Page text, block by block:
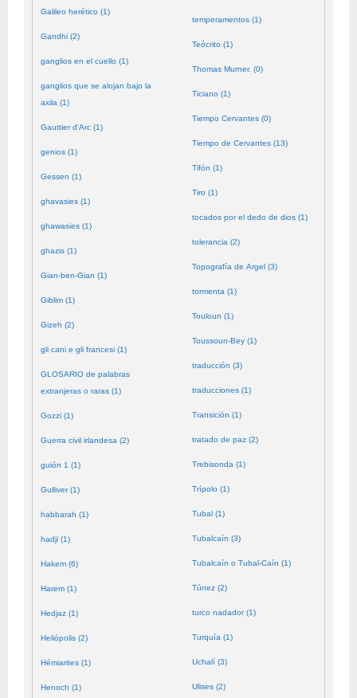
Galileo herético (1)
Gandhi (2)
ganglios en el cuello (1)
ganglios que se alojan bajo la
axila (1)
Gauttier d'Arc (1)
genios (1)
Gessen (1)
ghavasies (1)
ghawasies (1)
ghazis (1)
Gian-ben-Gian (1)
Giblim (1)
Gizeh (2)
gli cani e gli francesi (1)
GLOSARIO de palabras
extranjeras o raras (1)
Gozzi (1)
Guerra civil irlandesa (2)
guión 1 (1)
Gulliver (1)
habbarah (1)
hadji (1)
Hakem (6)
Harem (1)
Hedjaz (1)
Heliópolis (2)
Hémiarites (1)
Henoch (1)
temperamentos (1)
Teócrito (1)
Thomas Murner. (0)
Ticiano (1)
Tiempo Cervantes (0)
Tiempo de Cervantes (13)
Tifón (1)
Tiro (1)
tocados por el dedo de dios (1)
tolerancia (2)
Topografía de Argel (3)
tormenta (1)
Touloun (1)
Toussoun-Bey (1)
traducción (3)
traducciones (1)
Transición (1)
tratado de paz (2)
Trebisonda (1)
Trípolo (1)
Tubal (1)
Tubalcaín (3)
Tubalcaín o Tubal-Caín (1)
Túnez (2)
turco nadador (1)
Turquía (1)
Uchalí (3)
Ulises (2)